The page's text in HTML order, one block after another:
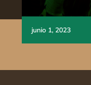
junio 1, 2023